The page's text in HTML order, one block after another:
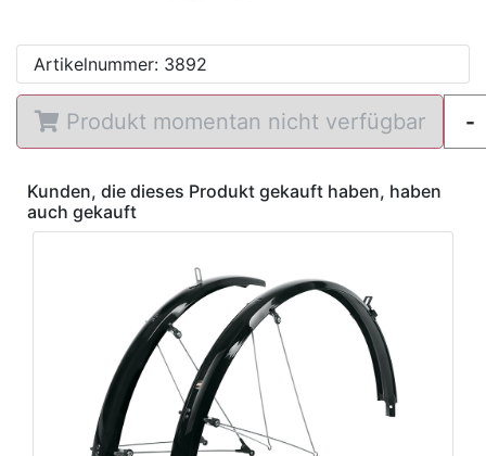
Artikelnummer: 3892
Produkt momentan nicht verfügbar
Kunden, die dieses Produkt gekauft haben, haben
auch gekauft